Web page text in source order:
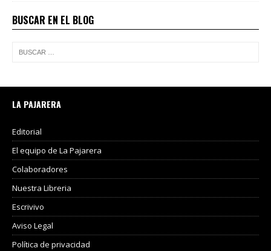
BUSCAR EN EL BLOG
LA PAJARERA
Editorial
El equipo de La Pajarera
Colaboradores
Nuestra Libreria
Escrivivo
Aviso Legal
Política de privacidad